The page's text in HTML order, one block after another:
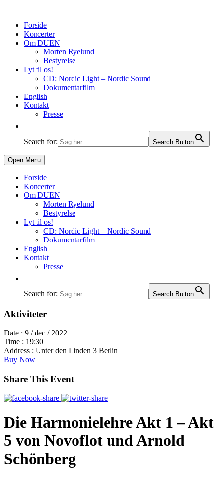
Forside
Koncerter
Om DUEN
Morten Ryelund
Bestyrelse
Lyt til os!
CD: Nordic Light – Nordic Sound
Dokumentarfilm
English
Kontakt
Presse
Search for: Search Button
Open Menu
Forside
Koncerter
Om DUEN
Morten Ryelund
Bestyrelse
Lyt til os!
CD: Nordic Light – Nordic Sound
Dokumentarfilm
English
Kontakt
Presse
Search for: Search Button
Aktiviteter
Date : 9 / dec / 2022
Time : 19:30
Address : Unter den Linden 3 Berlin
Buy Now
Share This Event
Die Harmonielehre Akt 1 – Akt
5 von Novoflot und Arnold
Schönberg